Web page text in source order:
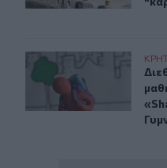
Διεθνείς διακρίσεις